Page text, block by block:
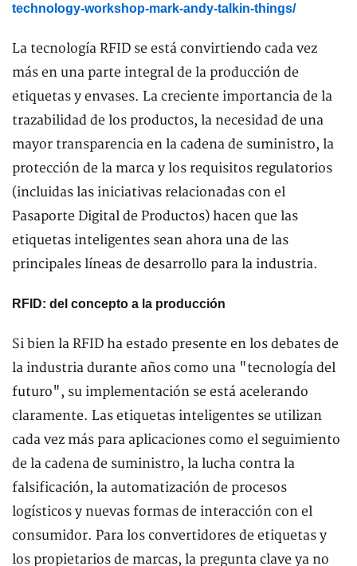
technology-workshop-mark-andy-talkin-things/
La tecnología RFID se está convirtiendo cada vez
más en una parte integral de la producción de
etiquetas y envases. La creciente importancia de la
trazabilidad de los productos, la necesidad de una
mayor transparencia en la cadena de suministro, la
protección de la marca y los requisitos regulatorios
(incluidas las iniciativas relacionadas con el
Pasaporte Digital de Productos) hacen que las
etiquetas inteligentes sean ahora una de las
principales líneas de desarrollo para la industria.
RFID: del concepto a la producción
Si bien la RFID ha estado presente en los debates de
la industria durante años como una "tecnología del
futuro", su implementación se está acelerando
claramente. Las etiquetas inteligentes se utilizan
cada vez más para aplicaciones como el seguimiento
de la cadena de suministro, la lucha contra la
falsificación, la automatización de procesos
logísticos y nuevas formas de interacción con el
consumidor. Para los convertidores de etiquetas y
los propietarios de marcas, la pregunta clave ya no